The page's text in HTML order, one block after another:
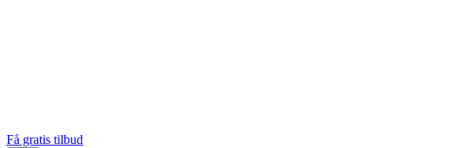
Få gratis tilbud